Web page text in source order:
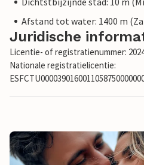
Afstand tot water: 1400 m
Juridische
Licentie- of registratienummer:
Nationale registratielicentie: